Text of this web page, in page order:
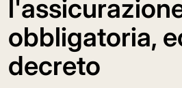
obbligatoria,
decreto